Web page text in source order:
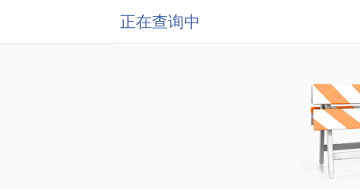
正在查询中